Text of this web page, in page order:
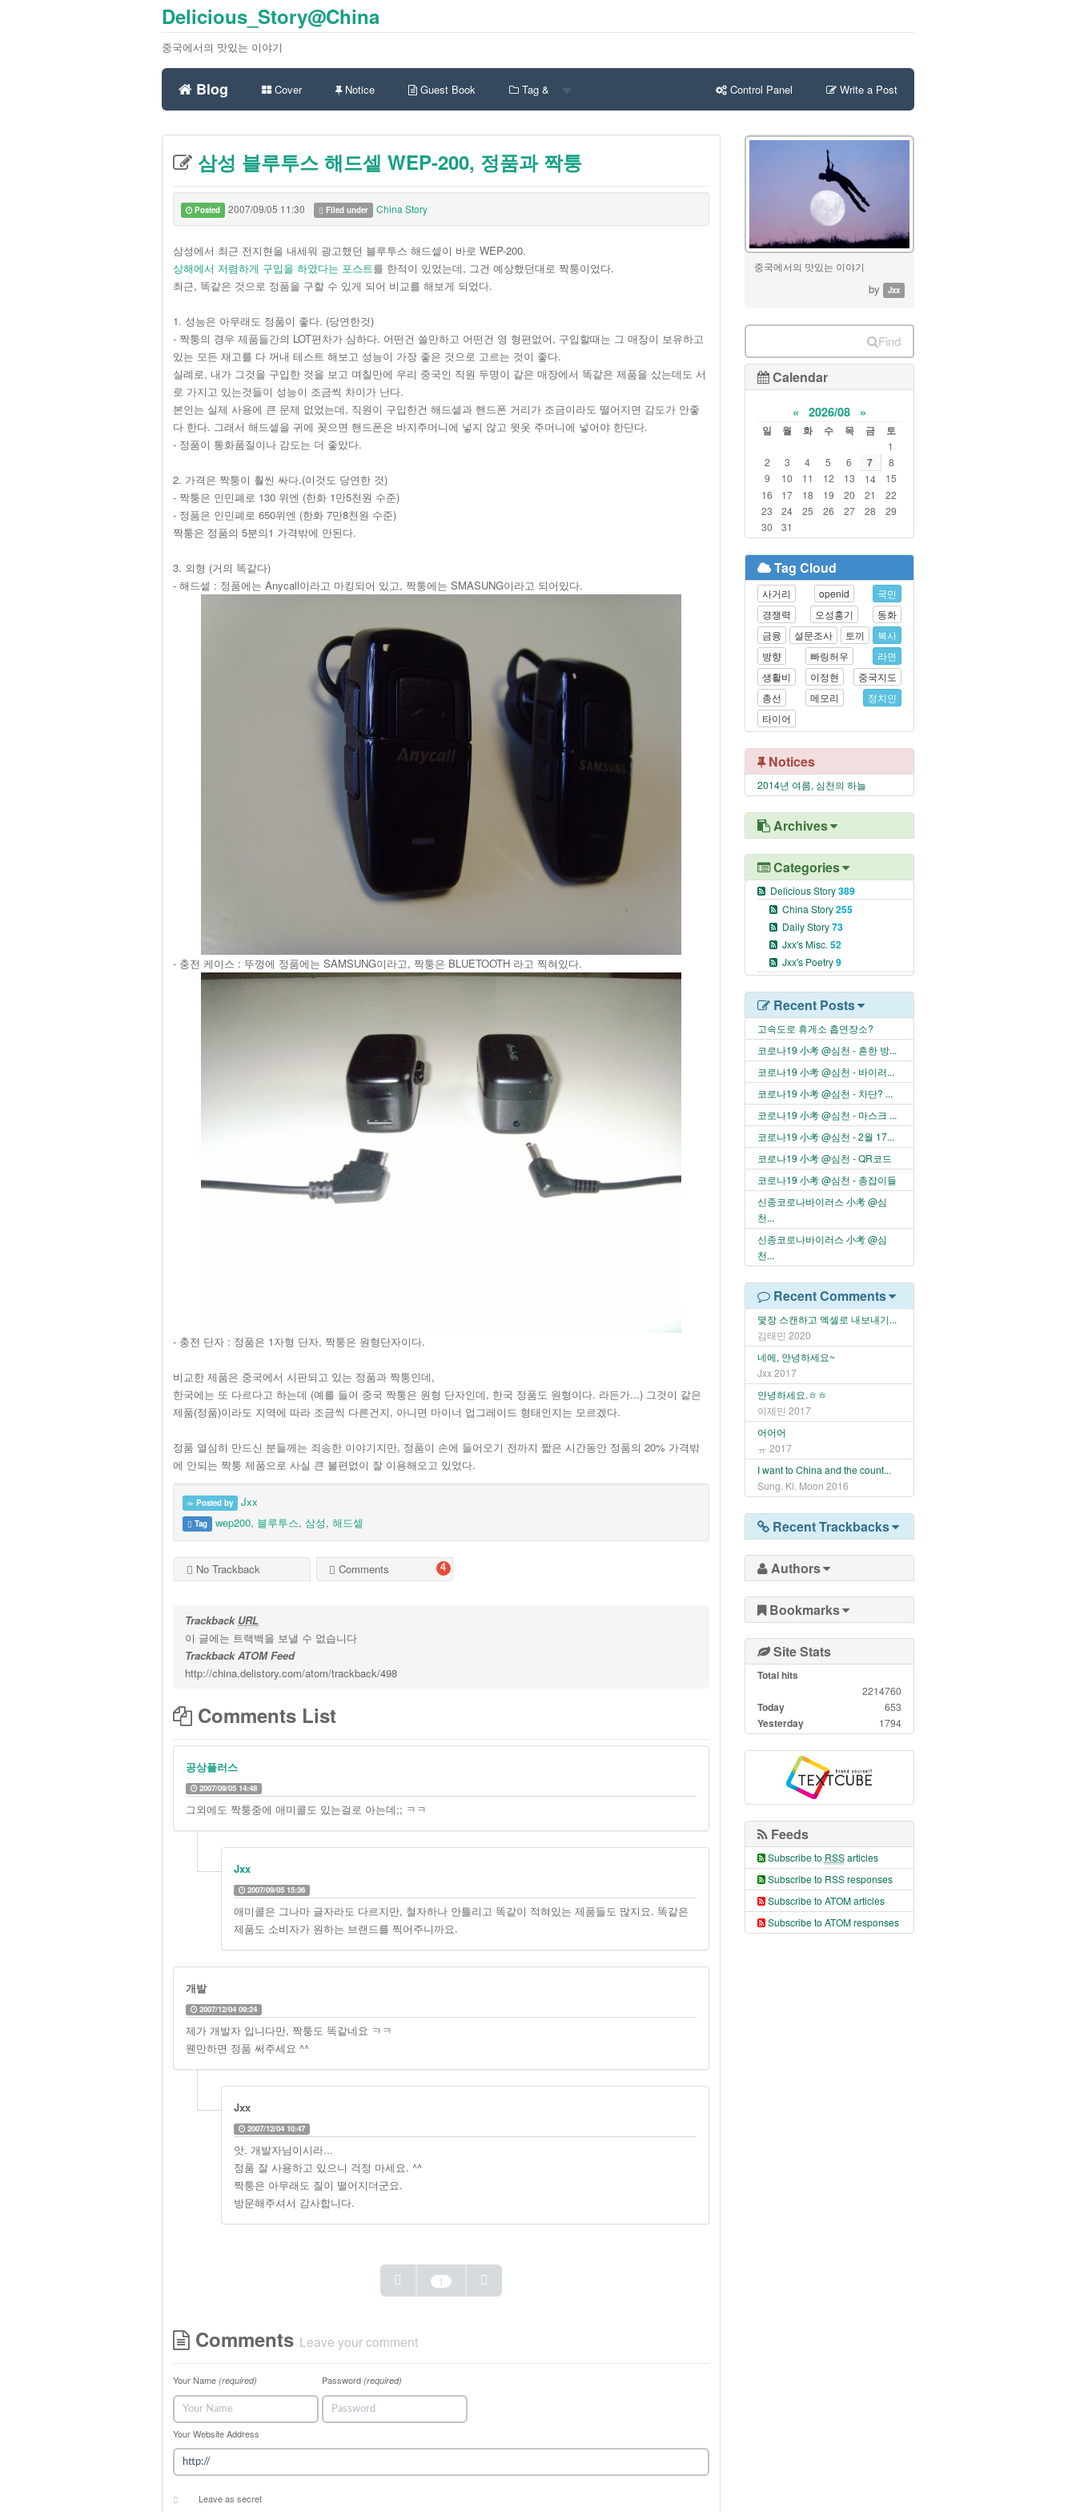
Delicious_Story@China
중국에서의 맛있는 이야기
Blog Cover Notice Guest Book Tag & Control Panel Write a Post
삼성 블루투스 해드셑 WEP-200, 정품과 짝퉁
Posted 2007/09/05 11:30 Filed under China Story
삼성에서 최근 전지현을 내세워 광고했던 블루투스 해드셑이 바로 WEP-200.
상해에서 저렴하게 구입을 하였다는 포스트를 한적이 있었는데, 그건 예상했던대로 짝퉁이었다.
최근, 똑같은 것으로 정품을 구할 수 있게 되어 비교를 해보게 되었다.
1. 성능은 아무래도 정품이 좋다. (당연한것)
- 짝퉁의 경우 제품들간의 LOT편차가 심하다. 어떤건 쓸만하고 어떤건 영 형편없어, 구입할때는 그 매장이 보유하고
있는 모든 재고를 다 꺼내 테스트 해보고 성능이 가장 좋은 것으로 고르는 것이 좋다.
실례로, 내가 그것을 구입한 것을 보고 며칠만에 우리 중국인 직원 두명이 같은 매장에서 똑같은 제품을 샀는데도 서
로 가지고 있는것들이 성능이 조금씩 차이가 난다.
본인는 실제 사용에 큰 문제 없었는데, 직원이 구입한건 해드셑과 핸드폰 거리가 조금이라도 떨어지면 감도가 안좋
다 한다. 그래서 해드셑을 귀에 꽂으면 핸드폰은 바지주머니에 넣지 않고 윗옷 주머니에 넣어야 한단다.
- 정품이 통화품질이나 감도는 더 좋았다.
2. 가격은 짝퉁이 훨씬 싸다.(이것도 당연한 것)
- 짝퉁은 인민폐로 130 위엔 (한화 1만5천원 수준)
- 정품은 인민폐로 650위엔 (한화 7만8천원 수준)
짝퉁은 정품의 5분의1 가격밖에 안된다.
3. 외형 (거의 똑같다)
- 해드셑 : 정품에는 Anycall이라고 마킹되어 있고, 짝퉁에는 SMASUNG이라고 되어있다.
- 충전 케이스 : 뚜껑에 정품에는 SAMSUNG이라고, 짝퉁은 BLUETOOTH 라고 찍혀있다.
- 충전 단자 : 정품은 1자형 단자, 짝퉁은 원형단자이다.
비교한 제품은 중국에서 시판되고 있는 정품과 짝퉁인데,
한국에는 또 다르다고 하는데 (예를 들어 중국 짝퉁은 원형 단자인데, 한국 정품도 원형이다. 라든가...) 그것이 같은
제품(정품)이라도 지역에 따라 조금씩 다른건지, 아니면 마이너 업그레이드 형태인지는 모르겠다.
정품 열심히 만드신 분들께는 죄송한 이야기지만, 정품이 손에 들어오기 전까지 짧은 시간동안 정품의 20% 가격밖
에 안되는 짝퉁 제품으로 사실 큰 불편없이 잘 이용해오고 있었다.
Posted by Jxx
Tag wep200, 블루투스, 삼성, 해드셑
No Trackback Comments 4
Trackback URL
이 글에는 트랙백을 보낼 수 없습니다
Trackback ATOM Feed
http://china.delistory.com/atom/trackback/498
Comments List
공상플러스
2007/09/05 14:48
그외에도 짝퉁중에 애미콜도 있는걸로 아는데;; ㅋㅋ
Jxx
2007/09/05 15:36
애미콜은 그나마 글자라도 다르지만, 철자하나 안틀리고 똑같이 적혀있는 제품들도 많지요. 똑같은
제품도 소비자가 원하는 브랜드를 찍어주니까요.
개발
2007/12/04 09:24
제가 개발자 입니다만, 짝퉁도 똑같네요 ㅋㅋ
웬만하면 정품 써주세요 ^^
Jxx
2007/12/04 10:47
앗. 개발자님이시라...
정품 잘 사용하고 있으니 걱정 마세요. ^^
짝퉁은 아무래도 질이 떨어지더군요.
방문해주셔서 감사합니다.
1
Comments Leave your comment
Your Name (required) Password (required)
Your Website Address
Leave as secret
중국에서의 맛있는 이야기
by Jxx
Find
Calendar
« 2026/08 »
일 월 화 수 목 금 토
1
2
3 4 5 6 7
8
9
10 11 12 13 14
15
16
17 18 19 20 21
22
23
24 25 26 27 28
29
30
31
Tag Cloud
사거리 openid
국민
경쟁력
오성홍기
동화
금융
설문조사 토끼
복사
방향
빠링허우
라면
생활비
이정현
중국지도
총선
메모리
정치인
타이어
Notices
2014년 여름, 심천의 하늘
Archives
Categories
Delicious Story389
China Story255
Daily Story73
Jxx's Misc. 52
Jxx's Poetry9
Recent Posts
고속도로 휴게소 흡연장소?
코로나19 小考 @심천 - 흔한 방...
코로나19 小考 @심천 - 바이러...
코로나19 小考 @심천 - 차단? ...
코로나19 小考 @심천 - 마스크 ...
코로나19 小考 @심천 - 2월 17...
코로나19 小考 @심천 - QR코드
코로나19 小考 @심천 - 총잡이들
신종코로나바이러스 小考 @심
천...
신종코로나바이러스 小考 @심
천...
Recent Comments
몇장 스캔하고 엑셀로 내보내기...
김태민 2020
네에, 안녕하세요~
Jxx 2017
안녕하세요.ㅎㅎ
이제민 2017
어어어
ㅠ 2017
I want to China and the count...
Sung. Ki. Moon 2016
Recent Trackbacks
Authors
Bookmarks
Site Stats
Total hits
2214760
Today 653
Yesterday 1794
Feeds
Subscribe to RSSarticles
Subscribe to RSS responses
Subscribe to ATOM articles
Subscribe to ATOM responses